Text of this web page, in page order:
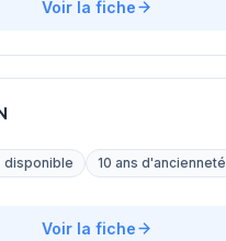
Voir la fiche
disponible
10 ans d'ancienneté
Voir la fiche